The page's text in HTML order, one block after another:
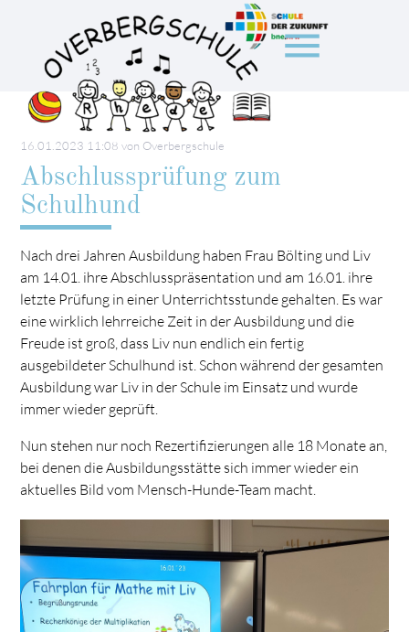
menu
Suchbegriffe
16.01.2023 11:08 von Overbergschule
Abschlussprüfung zum
Schulhund
Nach drei Jahren Ausbildung haben Frau Bölting und Liv
am 14.01. ihre Abschlusspräsentation und am 16.01. ihre
letzte Prüfung in einer Unterrichtsstunde gehalten. Es war
eine wirklich lehrreiche Zeit in der Ausbildung und die
Freude ist groß, dass Liv nun endlich ein fertig
ausgebildeter Schulhund ist. Schon während der gesamten
Ausbildung war Liv in der Schule im Einsatz und wurde
immer wieder geprüft.
Nun stehen nur noch Rezertifizierungen alle 18 Monate an,
bei denen die Ausbildungsstätte sich immer wieder ein
aktuelles Bild vom Mensch-Hunde-Team macht.